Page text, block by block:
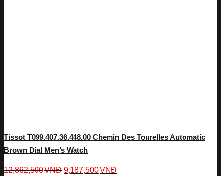
Tissot T099.407.36.448.00 Chemin Des Tourelles Automatic
Brown Dial Men’s Watch
12,862,500VNĐ 9,187,500VNĐ